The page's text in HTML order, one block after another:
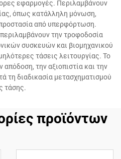
εφαρμογές. Περιλαμβάνουν
όπως κατάλληλη μόνωση,
από υπερφόρτωση.
την τροφοδοσία
συσκευών και βιομηχανικού
τάσεις λειτουργίας. Το
την αξιοπιστία και την
τη διαδικασία μετασχηματισμού
τάσης.
προϊόντων